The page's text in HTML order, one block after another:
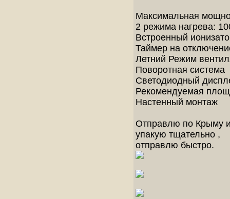
Максимальная
2 режима нагрева:
Встроенный
Таймер на
Летний Режим
Поворотная система
Светодиодный
Рекомендуемая
Настенный монтаж
Отправлю по Крыму
упакую тщательно ,
отправлю быстро.